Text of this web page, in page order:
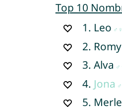
Top 10
1. Leo
2. Romy
3.Alva
4. Jona
5. Merle